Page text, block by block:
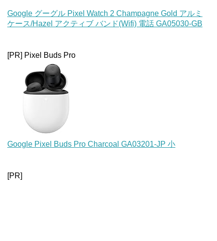
Google グーグル Pixel Watch 2 Champagne Gold アルミ
ケース/Hazel アクティブ バンド(Wifi) 電話 GA05030-GB
[PR] Pixel Buds Pro
Google Pixel Buds Pro Charcoal GA03201-JP 小
[PR]